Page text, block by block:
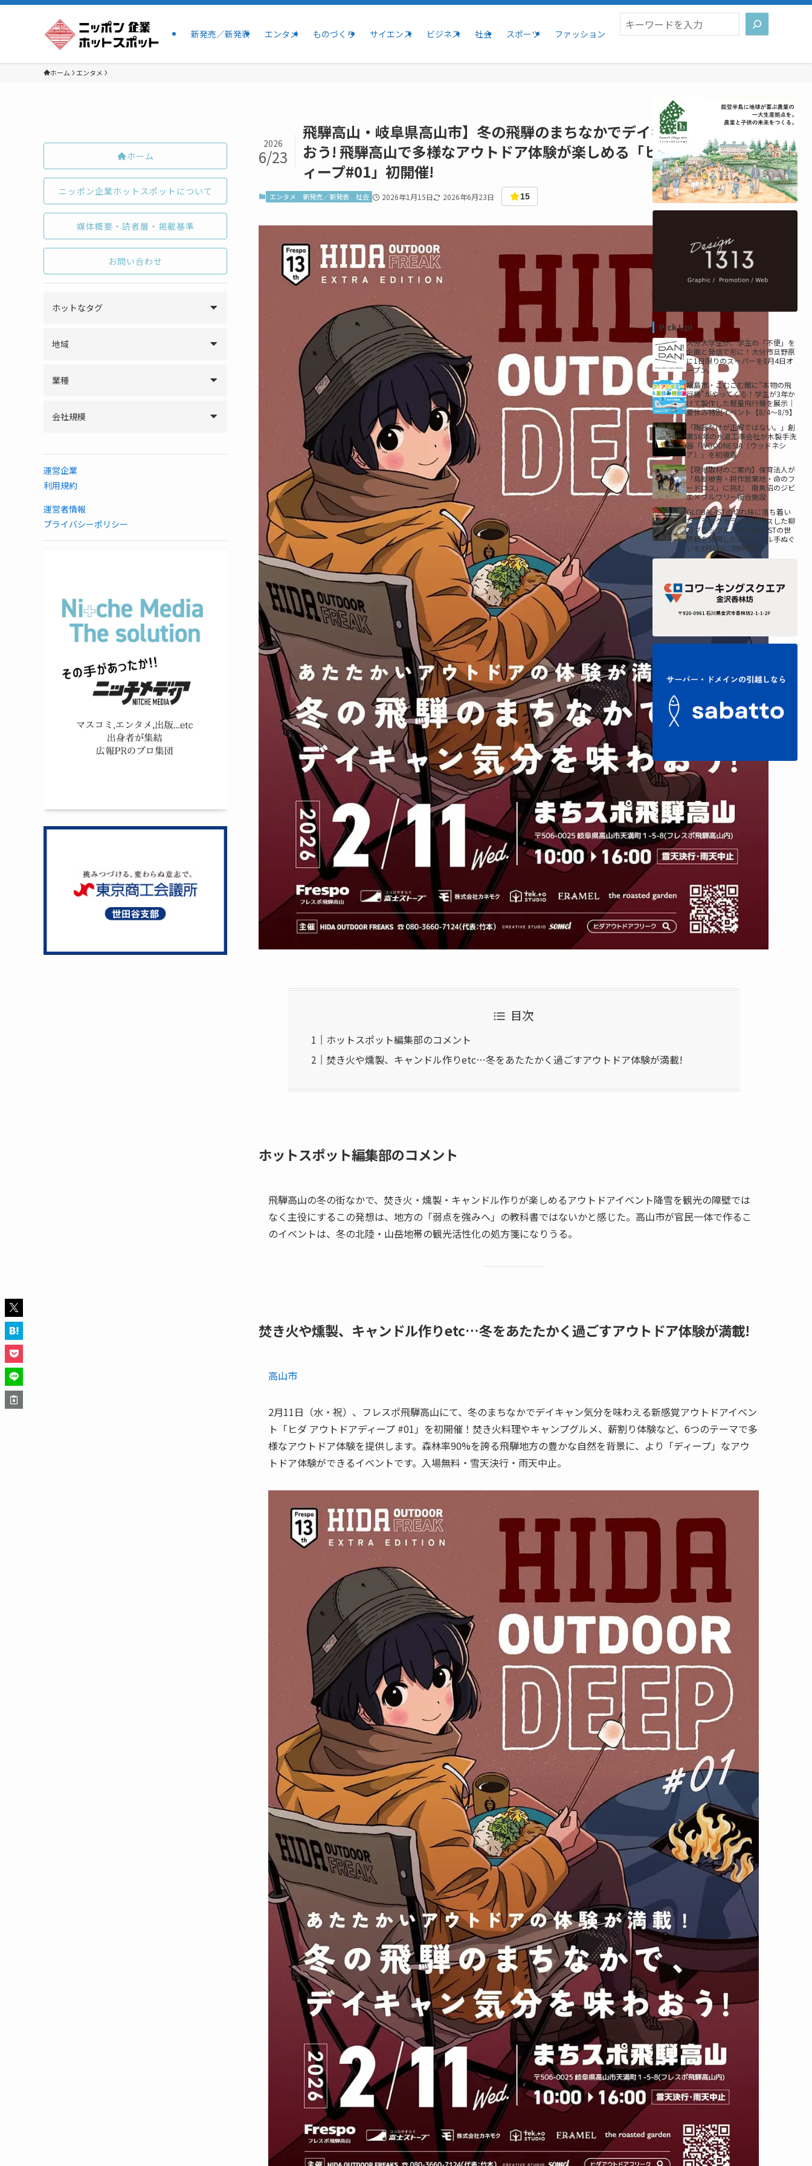
新発売／新発表 エンタメ ものづくり サイエンス ビジネス 社会 スポーツ ファッション
検索
ホーム エンタメ
Pick Up!
大分大学生が、学生の「不便」を
企画と発信で形に！大分市旦野原
に1日限りのスーパーを8月4日オ
ープン。
福島市・こむこむ館に"本物の飛
行機"がやってくる！学生が3年か
けて製作した軽量飛行機を展示｜
夏休み特別イベント【8/4〜8/9】
「陶器だけが正解ではない。」創
業56年の水道工事会社が木製手洗
器「WOODNESIA（ウッドネシ
ア）」を初披露
【現地取材のご案内】保育法人が
「鳥獣被害・耕作放棄地・命のフ
ードロス」に挑む 南魚沼のジビ
エ×ブルワリー複合施設
GLOBAL-ISTの切れ味に落ち着い
たブラックカラーをプラスした柳
刃ブラックと、GLOBAL-ISTの世
界観を体現したオリジナル手ぬぐ
いを8月5日に同時発売。
飛騨高山・岐阜県高山市】冬の飛騨のまちなかでデイキャン気分を味わ
おう! 飛騨高山で多様なアウトドア体験が楽しめる「ヒダアウトドアデ
ィープ#01」初開催!
2026
6/23
エンタメ 新発売／新発表 社会 2026年1月15日 2026年6月23日 15
目次
ホットスポット編集部のコメント
焚き火や燻製、キャンドル作りetc…冬をあたたかく過ごすアウトドア体験が満載!
ホットスポット編集部のコメント
飛騨高山の冬の街なかで、焚き火・燻製・キャンドル作りが楽しめるアウトドアイベント降雪を観光の障壁では
なく主役にするこの発想は、地方の「弱点を強みへ」の教科書ではないかと感じた。高山市が官民一体で作るこ
のイベントは、冬の北陸・山岳地帯の観光活性化の処方箋になりうる。
焚き火や燻製、キャンドル作りetc…冬をあたたかく過ごすアウトドア体験が満載!
高山市
2月11日（水・祝）、フレスポ飛騨高山にて、冬のまちなかでデイキャン気分を味わえる新感覚アウトドアイベン
ト「ヒダ アウトドアディープ #01」を初開催！焚き火料理やキャンプグルメ、薪割り体験など、6つのテーマで多
様なアウトドア体験を提供します。森林率90%を誇る飛騨地方の豊かな自然を背景に、より「ディープ」なアウ
トドア体験ができるイベントです。入場無料・雪天決行・雨天中止。
ホーム
ニッポン企業ホットスポットについて
媒体概要・読者層・掲載基準
お問い合わせ
ホットなタグ
地域
業種
会社規模
運営企業
利用規約
運営者情報
プライバシーポリシー